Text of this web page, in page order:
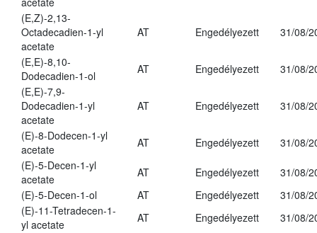
(E,Z)-2,13-
Octadecadien-1-yl
acetate
AT Engedélyezett 31/08/
(E,E)-8,10-
Dodecadien-1-ol
AT Engedélyezett
31/08/
(E,E)-7,9-
Dodecadien-1-yl
acetate
AT Engedélyezett 31/08/
(E)-8-Dodecen-1-yl
acetate
AT Engedélyezett
31/08/
(E)-5-Decen-1-yl
acetate
AT Engedélyezett
31/08/
(E)-5-Decen-1-ol
AT Engedélyezett
31/08/
(E)-11-Tetradecen-1-
yl acetate
AT Engedélyezett 31/08/